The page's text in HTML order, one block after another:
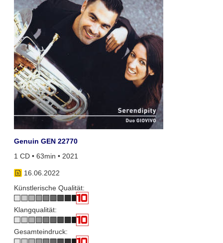
Genuin GEN 22770
1 CD • 63min • 2021
16.06.2022
Künstlerische Qualität:
Klangqualität:
Gesamteindruck: